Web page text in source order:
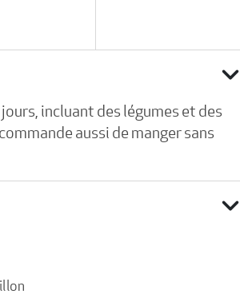
expand_more
incluant des légumes et des
aussi de manger sans
expand_more